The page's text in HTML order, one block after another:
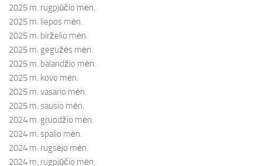
2025 m. rugpjūčio mėn.
2025 m. liepos mėn.
2025 m. birželio mėn.
2025 m. gegužės mėn.
2025 m. balandžio mėn.
2025 m. kovo mėn.
2025 m. vasario mėn.
2025 m. sausio mėn.
2024 m. gruodžio mėn.
2024 m. spalio mėn.
2024 m. rugsėjo mėn.
2024 m. rugpjūčio mėn.